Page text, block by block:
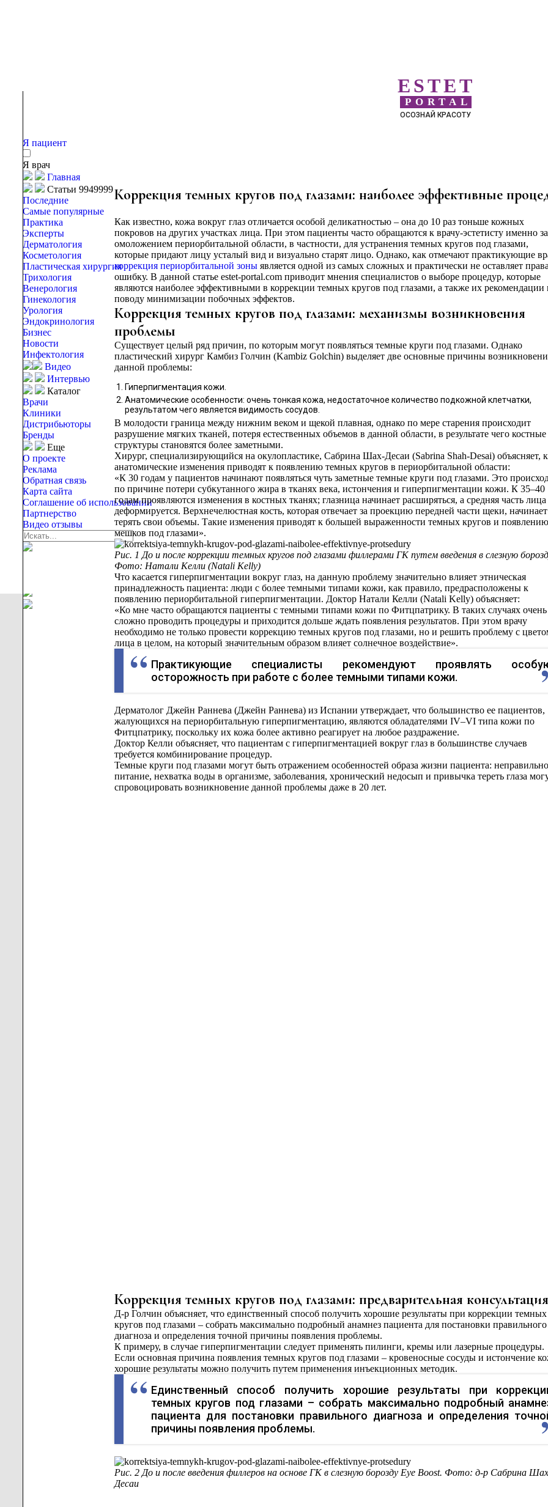
ESTET
PORTAL
ОСОЗНАЙ КРАСОТУ
Я пациент
Я врач
Главная
Статьи 9949999
Последние
Самые популярные
Практика
Эксперты
Дерматология
Косметология
Пластическая хирургия
Трихология
Венерология
Гинекология
Урология
Эндокринология
Бизнес
Новости
Инфектология
Видео
Интервью
Каталог
Врачи
Клиники
Дистрибьюторы
Бренды
Еще
О проекте
Реклама
Обратная связь
Карта сайта
Соглашение об использовании
Партнерство
Видео отзывы
Коррекция темных кругов под глазами: наиболее эффективные
Как известно, кожа вокруг глаз отличается особой деликатностью – она до 10 раз тоньше кожных
покровов на других участках лица. При этом пациенты часто обращаются к врачу-эстетисту именно за
омоложением периорбитальной области, в частности, для устранения темных кругов под глазами,
которые придают лицу усталый вид и визуально старят лицо. Однако, как отмечают практикующие
коррекция периорбитальной зоныявляется одной из самых сложных и практически не оставляет
ошибку. В данной статье estet-portal.com приводит мнения специалистов о выборе процедур, которые
являются наиболее эффективными в коррекции темных кругов под глазами, а также их рекомендации
поводу минимизации побочных эффектов.
Коррекция темных кругов под глазами: механизмы возникновения
проблемы
Существует целый ряд причин, по которым могут появляться темные круги под глазами. Однако
пластический хирург Камбиз Голчин (Kambiz Golchin) выделяет две основные причины
данной проблемы:
Гиперпигментация кожи.
Анатомические особенности: очень тонкая кожа, недостаточное количество подкожной клетчатки,
результатом чего является видимость сосудов.
В молодости граница между нижним веком и щекой плавная, однако по мере старения происходит
разрушение мягких тканей, потеря естественных объемов в данной области, в результате чего костные
структуры становятся более заметными.
Хирург, специализирующийся на окулопластике, Сабрина Шах-Десаи (Sabrina Shah-Desai) объясняет,
анатомические изменения приводят к появлению темных кругов в периорбитальной области:
«К 30 годам у пациентов начинают появляться чуть заметные темные круги под глазами. Это
по причине потери субкутанного жира в тканях века, истончения и гиперпигментации кожи. К 35–40
годам проявляются изменения в костных тканях; глазница начинает расширяться, а средняя часть лица
деформируется. Верхнечелюстная кость, которая отвечает за проекцию передней части щеки, начинает
терять свои объемы. Такие изменения приводят к большей выраженности темных кругов и появлению
мешков под глазами».
Рис. 1 До и после коррекции темных кругов под глазами филлерами ГК путем введения в слезную
Фото: Натали Келли (Natali Kelly)
Что касается гиперпигментации вокруг глаз, на данную проблему значительно влияет этническая
принадлежность пациента: люди с более темными типами кожи, как правило, предрасположены к
появлению периорбитальной гиперпигментации. Доктор Натали Келли (Natali Kelly) объясняет:
«Ко мне часто обращаются пациенты с темными типами кожи по Фитцпатрику. В таких случаях очень
сложно проводить процедуры и приходится дольше ждать появления результатов. При этом врачу
необходимо не только провести коррекцию темных кругов под глазами, но и решить проблему с
лица в целом, на который значительным образом влияет солнечное воздействие».
Практикующие специалисты рекомендуют проявлять
осторожность при работе с более темными типами кожи.
Дерматолог Джейн Раннева (Джейн Раннева) из Испании утверждает, что большинство ее пациентов,
жалующихся на периорбитальную гиперпигментацию, являются обладателями IV–VI типа кожи по
Фитцпатрику, поскольку их кожа более активно реагирует на любое раздражение.
Доктор Келли объясняет, что пациентам с гиперпигментацией вокруг глаз в большинстве случаев
требуется комбинирование процедур.
Темные круги под глазами могут быть отражением особенностей образа жизни пациента:
питание, нехватка воды в организме, заболевания, хронический недосып и привычка тереть глаза
спровоцировать возникновение данной проблемы даже в 20 лет.
Коррекция темных кругов под глазами: предварительная консультация
Д-р Голчин объясняет, что единственный способ получить хорошие результаты при коррекции темных
кругов под глазами – собрать максимально подробный анамнез пациента для постановки правильного
диагноза и определения точной причины появления проблемы.
К примеру, в случае гиперпигментации следует применять пилинги, кремы или лазерные процедуры.
Если основная причина появления темных кругов под глазами – кровеносные сосуды и истончение
хорошие результаты можно получить путем применения инъекционных методик.
Единственный способ получить хорошие результаты при
темных кругов под глазами – собрать максимально подробный
пациента для постановки правильного диагноза и определения
причины появления проблемы.
Рис. 2 До и после введения филлеров на основе ГК в слезную борозду Eye Boost. Фото: д-р Сабрина
Десаи